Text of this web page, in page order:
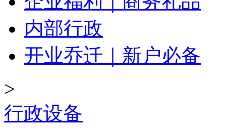
内部行政
开业乔迁｜新户必备
>
行政设备